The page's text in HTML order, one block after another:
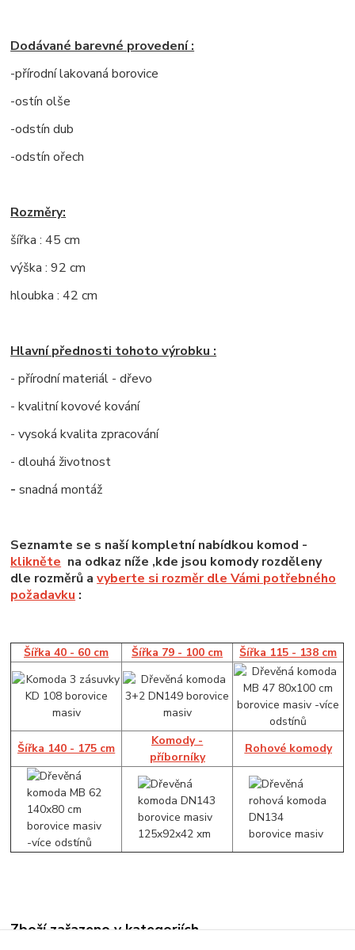
Dodávané barevné provedení :
-přírodní lakovaná borovice
-ostín olše
-odstín dub
-odstín ořech
Rozměry:
šířka : 45 cm
výška : 92 cm
hloubka : 42 cm
Hlavní přednosti tohoto výrobku :
- přírodní materiál - dřevo
- kvalitní kovové kování
- vysoká kvalita zpracování
- dlouhá životnost
-snadná montáž
Seznamte se s naší kompletní nabídkou komod -
klikněte na odkaz níže ,kde jsou komody rozděleny
dle rozměrů avyberte si rozměr dle Vámi potřebného
požadavku :
Šířka 40 - 60 cm Šířka 79 - 100 cm Šířka 115 - 138 cm
Šířka 140 - 175 cm
Komody -
příborníky
Rohové komody
Zboží zařazeno v kategoriích